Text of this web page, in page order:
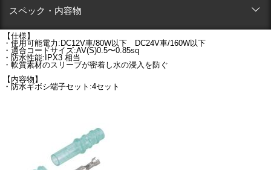
スペック・内容物
【仕様】
・使用可能電力:DC12V車/80W以下 DC24V車/160W以下
・適合コードサイズ:AV(S)0.5〜0.85sq
・防水性能:IPX3 相当
・軟質素材のスリーブが密着し水の浸入を防ぐ
【内容物】
・防水ギボシ端子セット:4セット